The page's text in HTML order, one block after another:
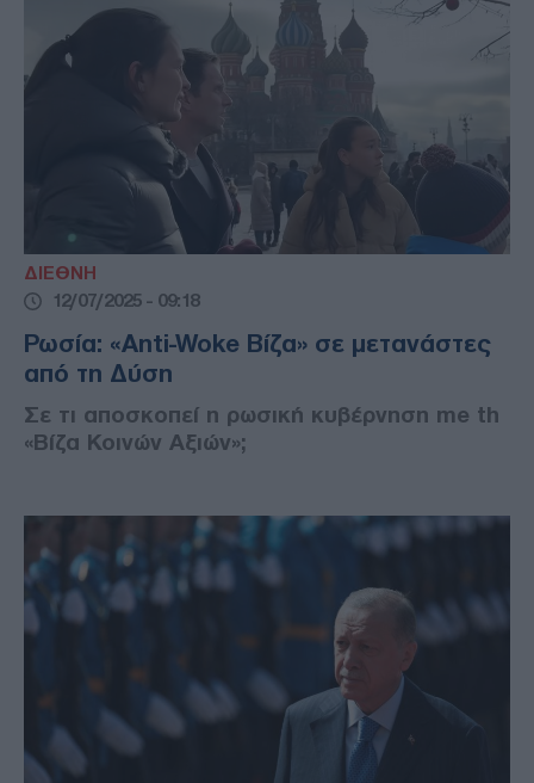
ΔΙΕΘΝΗ
12/07/2025 - 09:18
Ρωσία: «Anti-Woke Βίζα» σε μετανάστες
από τη Δύση
Σε τι αποσκοπεί η ρωσική κυβέρνηση me th
«Βίζα Κοινών Αξιών»;